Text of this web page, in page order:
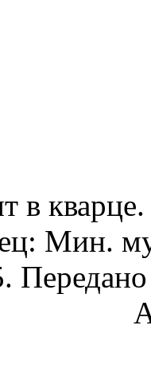
в
Мин.